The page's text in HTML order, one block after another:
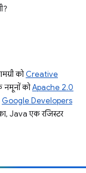
कोCreative
कोApache 2.0
Google Developers
Java एक रजिस्टर